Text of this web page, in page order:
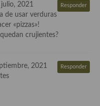
2021 Responder
de usar verduras
«pizzas»!
crujientes?
2021 Responder